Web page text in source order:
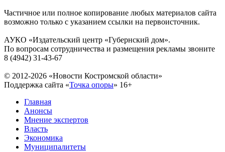
Частичное или полное копирование любых материалов сайта
возможно только с указанием ссылки на первоисточник.
АУКО «Издательский центр «Губернский дом».
По вопросам сотрудничества и размещения рекламы звоните
8 (4942) 31-43-67
© 2012-2026 «Новости Костромской области»
Поддержка сайта «Точка опоры» 16+
Главная
Анонсы
Мнение экспертов
Власть
Экономика
Муниципалитеты